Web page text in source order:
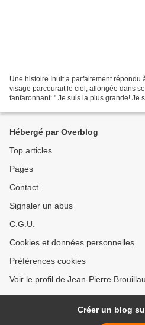
Une histoire Inuit a parfaitement répondu
visage parcourait le ciel, allongée dans
fanfaronnant: " Je suis la plus grande! Je
Hébergé par Overblog
Top articles
Pages
Contact
Signaler un abus
C.G.U.
Cookies et données personnelles
Préférences cookies
Voir le profil de Jean-Pierre
Créer un blog